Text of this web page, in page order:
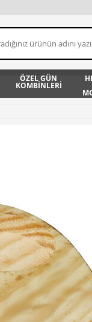
ÖZEL GÜN
KOMBİNLERİ